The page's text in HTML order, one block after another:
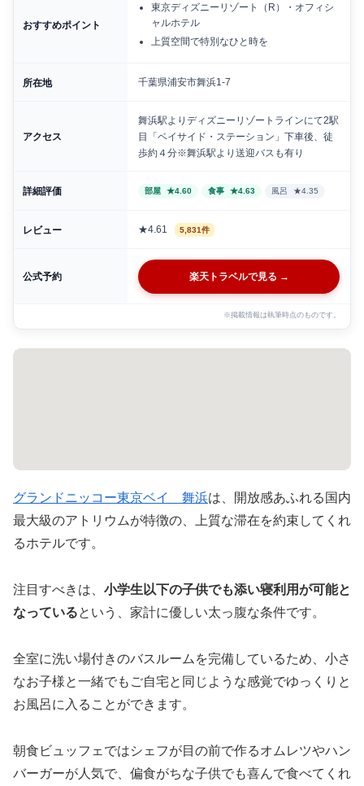
おすすめポイント
東京ディズニーリゾート（R）・オフィシ
ャルホテル
上質空間で特別なひと時を
所在地 千葉県浦安市舞浜1-7
アクセス
舞浜駅よりディズニーリゾートラインにて2駅
目「ベイサイド・ステーション」下車後、徒
歩約４分※舞浜駅より送迎バスも有り
詳細評価 部屋 ★4.60 食事 ★4.63 風呂 ★4.35
レビュー ★4.61 5,831件
公式予約 楽天トラベルで見る →
※掲載情報は執筆時点のものです。
グランドニッコー東京ベイ 舞浜は、開放感あふれる国内
最大級のアトリウムが特徴の、上質な滞在を約束してくれ
るホテルです。
注目すべきは、 小学生以下の子供でも添い寝利用が可能と
なっているという、家計に優しい太っ腹な条件です。
全室に洗い場付きのバスルームを完備しているため、小さ
なお子様と一緒でもご自宅と同じような感覚でゆっくりと
お風呂に入ることができます。
朝食ビュッフェではシェフが目の前で作るオムレツやハン
バーガーが人気で、偏食がちな子供でも喜んで食べてくれ